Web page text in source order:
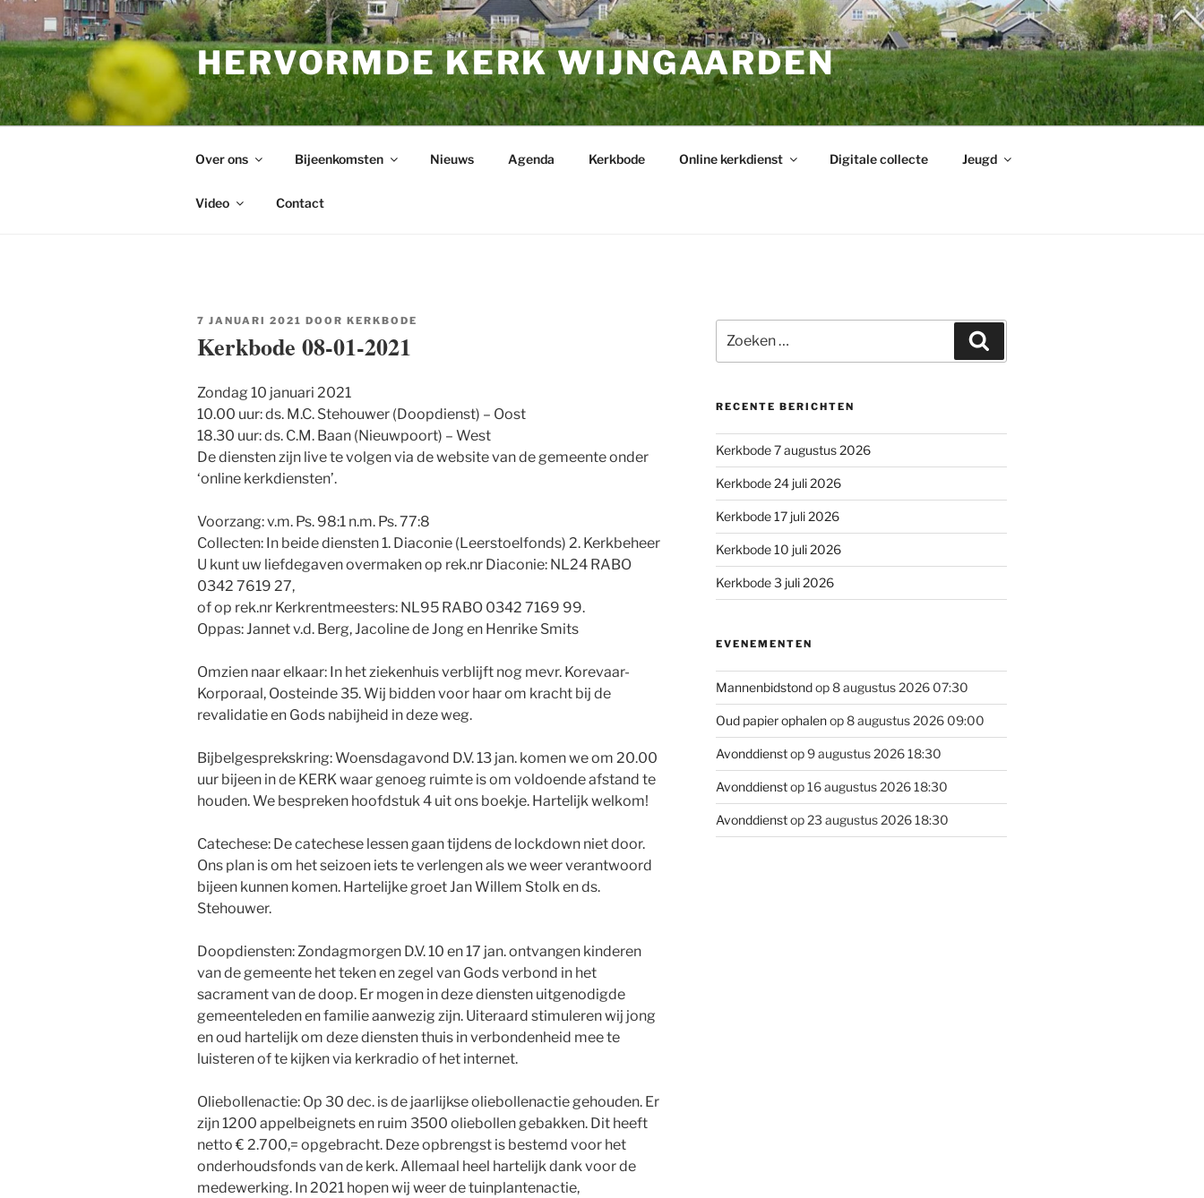
Ga
naar
de
inhoud
HERVORMDE KERK WIJNGAARDEN
Over ons Bijeenkomsten Nieuws Agenda Kerkbode Online kerkdienst Digitale collecte Jeugd
Video Contact
GEPLAATST
7 JANUARI 2021 DOOR KERKBODE
Kerkbode 08-01-2021
Zondag 10 januari 2021
10.00 uur: ds. M.C. Stehouwer (Doopdienst) – Oost
18.30 uur: ds. C.M. Baan (Nieuwpoort) – West
De diensten zijn live te volgen via de website van de gemeente onder
‘online kerkdiensten’.
Voorzang: v.m. Ps. 98:1 n.m. Ps. 77:8
Collecten: In beide diensten 1. Diaconie (Leerstoelfonds) 2. Kerkbeheer
U kunt uw liefdegaven overmaken op rek.nr Diaconie: NL24 RABO
0342 7619 27,
of op rek.nr Kerkrentmeesters: NL95 RABO 0342 7169 99.
Oppas: Jannet v.d. Berg, Jacoline de Jong en Henrike Smits
Omzien naar elkaar: In het ziekenhuis verblijft nog mevr. Korevaar-
Korporaal, Oosteinde 35. Wij bidden voor haar om kracht bij de
revalidatie en Gods nabijheid in deze weg.
Bijbelgesprekskring: Woensdagavond D.V. 13 jan. komen we om 20.00
uur bijeen in de KERK waar genoeg ruimte is om voldoende afstand te
houden. We bespreken hoofdstuk 4 uit ons boekje. Hartelijk welkom!
Catechese: De catechese lessen gaan tijdens de lockdown niet door.
Ons plan is om het seizoen iets te verlengen als we weer verantwoord
bijeen kunnen komen. Hartelijke groet Jan Willem Stolk en ds.
Stehouwer.
Doopdiensten: Zondagmorgen D.V. 10 en 17 jan. ontvangen kinderen
van de gemeente het teken en zegel van Gods verbond in het
sacrament van de doop. Er mogen in deze diensten uitgenodigde
gemeenteleden en familie aanwezig zijn. Uiteraard stimuleren wij jong
en oud hartelijk om deze diensten thuis in verbondenheid mee te
luisteren of te kijken via kerkradio of het internet.
Oliebollenactie: Op 30 dec. is de jaarlijkse oliebollenactie gehouden. Er
zijn 1200 appelbeignets en ruim 3500 oliebollen gebakken. Dit heeft
netto € 2.700,= opgebracht. Deze opbrengst is bestemd voor het
onderhoudsfonds van de kerk. Allemaal heel hartelijk dank voor de
medewerking. In 2021 hopen wij weer de tuinplantenactie,
naar:
RECENTE BERICHTEN
Kerkbode 7 augustus 2026
Kerkbode 24 juli 2026
Kerkbode 17 juli 2026
Kerkbode 10 juli 2026
Kerkbode 3 juli 2026
EVENEMENTEN
Mannenbidstondop 8 augustus 2026 07:30
Oud papier ophalenop 8 augustus 2026 09:00
Avonddienstop 9 augustus 2026 18:30
Avonddienstop 16 augustus 2026 18:30
Avonddienstop 23 augustus 2026 18:30